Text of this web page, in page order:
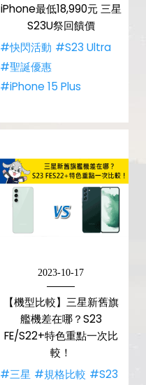
iPhone最低18,990元 三星
S23U祭回饋價
#快閃活動 #S23 Ultra
#聖誕優惠
#iPhone 15 Plus
2023-10-17
【機型比較】三星新舊旗
艦機差在哪？S23
FE/S22+特色重點一次比
較！
#三星 #規格比較 #S23